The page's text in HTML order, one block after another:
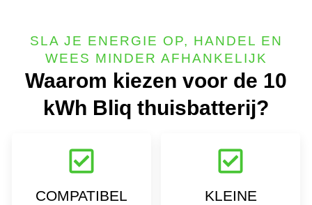
SLA JE ENERGIE OP, HANDEL EN
WEES MINDER AFHANKELIJK
Waarom kiezen voor de 10
kWh Bliq thuisbatterij?
COMPATIBEL
KLEINE